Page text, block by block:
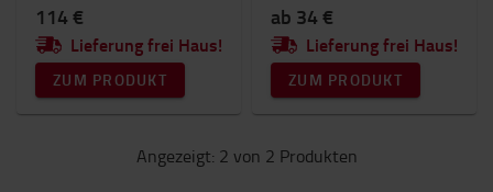
Winter
Kategorie
Aufprallschutz(2)
114 €
Lieferung frei Haus!
ZUM PRODUKT
ab 34 €
Lieferung frei Haus!
ZUM PRODUKT
Angezeigt: 2 von 2 Produkten